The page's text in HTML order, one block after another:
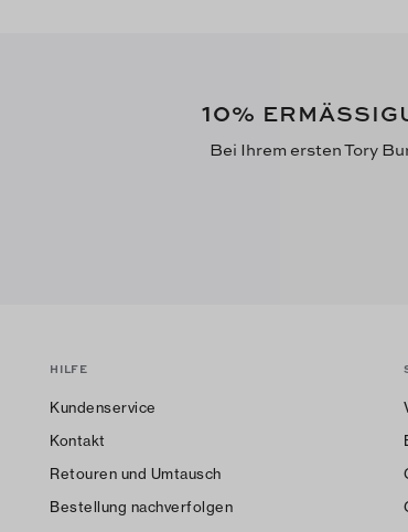
10%
Bei Ihrem ersten Tory
HILFE
Kundenservice
Kontakt
Retouren und Umtausch
Bestellung nachverfolgen